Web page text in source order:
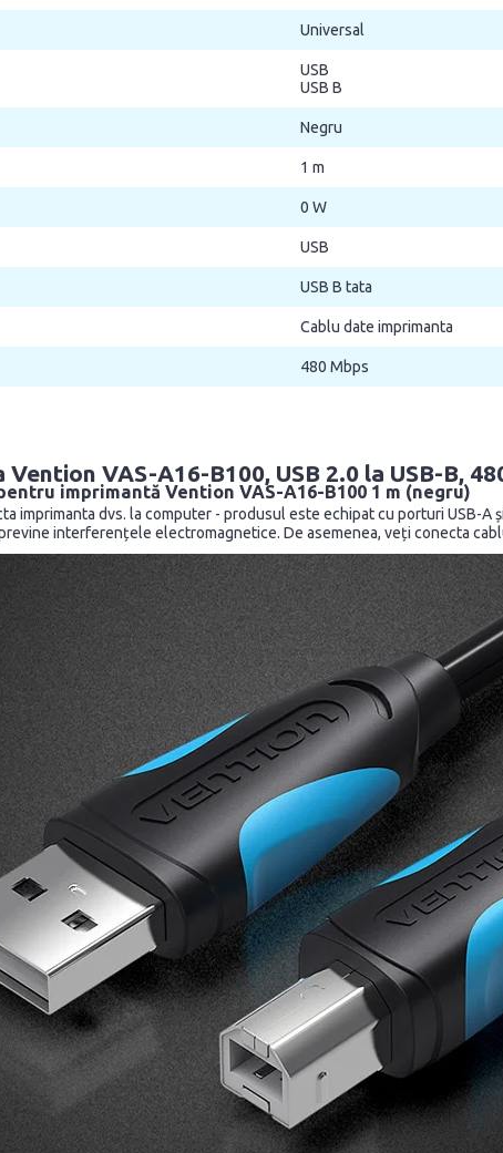
Universal
USB
USB B
Negru
1 m
0 W
USB
USB B tata
Cablu date imprimanta
480 Mbps
VAS-A16-B100, USB 2.0 la USB-B,
imprimantă Vention VAS-A16-B100 1 m (negru)
imprimanta dvs. la computer - produsul este echipat cu porturi USB-A
interferențele electromagnetice. De asemenea, veți conecta